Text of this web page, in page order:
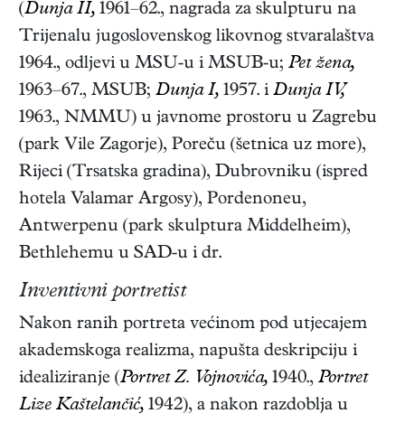
(Dunja II, 1961–62., nagrada za skulpturu na
Trijenalu jugoslovenskog likovnog stvaralaštva
1964., odljevi u MSU-u i MSUB-u; Pet žena,
1963–67., MSUB; Dunja I, 1957. i Dunja IV,
1963., NMMU) u javnome prostoru u Zagrebu
(park Vile Zagorje), Poreču (šetnica uz more),
Rijeci (Trsatska gradina), Dubrovniku (ispred
hotela Valamar Argosy), Pordenoneu,
Antwerpenu (park skulptura Middelheim),
Bethlehemu u SAD-u i dr.
Inventivni portretist
Nakon ranih portreta većinom pod utjecajem
akademskoga realizma, napušta deskripciju i
idealiziranje (Portret Z. Vojnovića, 1940., Portret
Lize Kaštelančić, 1942), a nakon razdoblja u